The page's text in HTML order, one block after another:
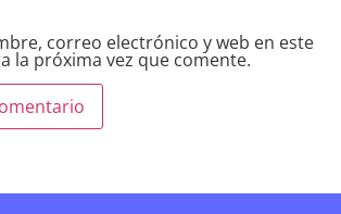
correo electrónico y web en este
la próxima vez que comente.